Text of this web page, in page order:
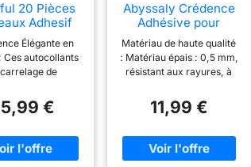
20 Pièces
Adhesif
Carrelages
Auto-
de 30 x 30
pour mur,
Salle
Élégante en
Ces autocollants
de
30 cm (11,8" x
et 20 pièces
Imitant
sophistiquée
€
Abyssaly Crédence
Adhésive pour
Cuisine, Carrelage
Adhésif Mural
Matériau de haute qualité
: Matériau épais : 0,5 mm,
résistant aux rayures, à
Les autocollants sont
fabriqués à partir d'une
se décolore pas et ne
dégage pas d'odeur. Plus
11,99 €